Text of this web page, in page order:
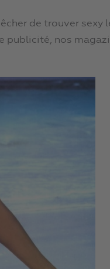
de trouver sexy
publicité, nos